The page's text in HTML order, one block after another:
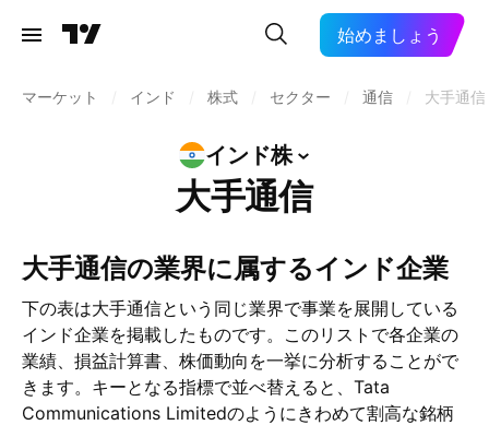
始めましょう
マーケット インド 株式 セクター 通信 大手通信
インド株
大手通信
大手通信の業界に属するインド企業
下の表は大手通信という同じ業界で事業を展開している
インド企業を掲載したものです。このリストで各企業の
業績、損益計算書、株価動向を一挙に分析することがで
きます。キーとなる指標で並べ替えると、Tata
Communications Limitedのようにきわめて割高な銘柄